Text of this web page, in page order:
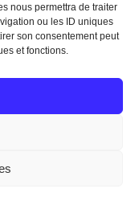
nous permettra de traiter
ou les ID uniques
son consentement peut
et fonctions.